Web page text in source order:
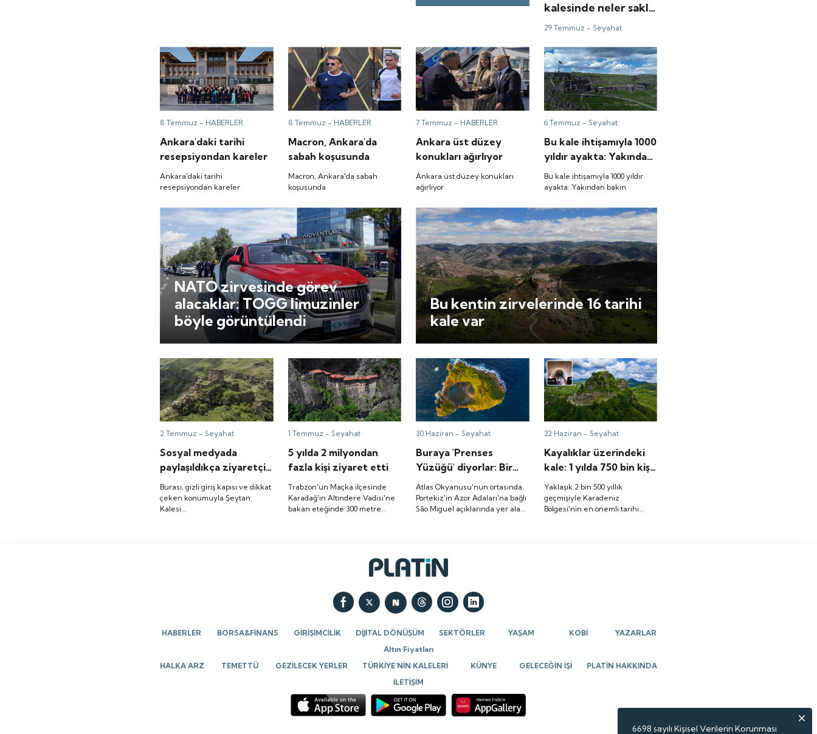
kalesinde neler saklı?
Çalışmalar başladı
29 Temmuz - Seyahat
8 Temmuz - HABERLER
Ankara'daki tarihi
resepsiyondan kareler
Ankara'daki tarihi
resepsiyondan kareler
8 Temmuz - HABERLER
Macron, Ankara'da
sabah koşusunda
Macron, Ankara'da sabah
koşusunda
7 Temmuz - HABERLER
Ankara üst düzey
konukları ağırlıyor
Ankara üst düzey konukları
ağırlıyor
6 Temmuz - Seyahat
Bu kale ihtişamıyla 1000
yıldır ayakta: Yakından
bakın
Bu kale ihtişamıyla 1000 yıldır
ayakta: Yakından bakın
NATO zirvesinde görev
alacaklar: TOGG limuzinler
böyle görüntülendi
Bu kentin zirvelerinde 16 tarihi
kale var
2 Temmuz -Seyahat
Sosyal medyada
paylaşıldıkça ziyaretçisi
artıyor: Şeytan Kalesi
Burası, gizli giriş kapısı ve dikkat
çeken konumuyla Şeytan
Kalesi...
1 Temmuz - Seyahat
5 yılda 2 milyondan
fazla kişi ziyaret etti
Trabzon'un Maçka ilçesinde
Karadağ'ın Altındere Vadisi'ne
bakan eteğinde 300 metre
30 Haziran -Seyahat
Buraya 'Prenses
Yüzüğü' diyorlar: Bir
doğa harikası
Atlas Okyanusu'nun ortasında,
Portekiz'in Azor Adaları'na bağlı
São Miguel açıklarında yer alan
22 Haziran - Seyahat
Kayalıklar üzerindeki
kale: 1 yılda 750 bin kişi
ziyaret etti, dehlize
böyle iniliyor
Yaklaşık 2 bin 500 yıllık
geçmişiyle Karadeniz
Bölgesi'nin en önemli tarihi
HABERLER BORSA&FİNANS GİRİŞİMCİLİK DİJİTAL DÖNÜŞÜM SEKTÖRLER YAŞAM KOBİ
YAZARLAR
Altın Fiyatları
HALKA ARZ
TEMETTÜ GEZİLECEK YERLER TÜRKİYE’NİN KALELERİ KÜNYE GELECEĞİN İŞİ
PLATİN HAKKINDA
İLETİŞİM
6698 sayılı Kişisel Verilerin Korunması